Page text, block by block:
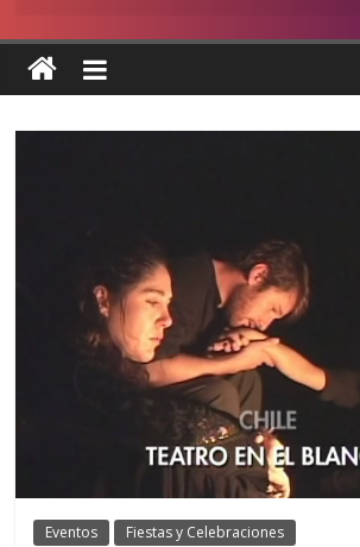
Eventos Fiestas y Celebraciones